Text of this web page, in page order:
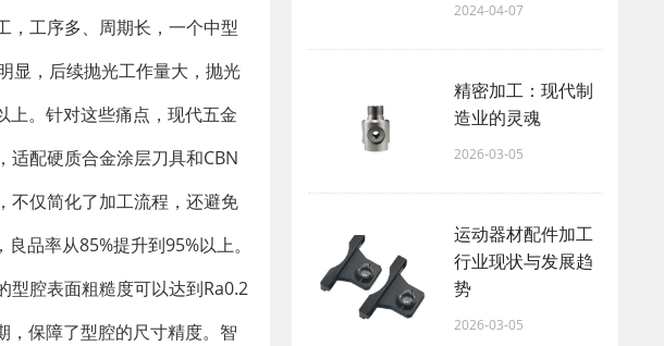
，工序多、周期长，一个中型
显，后续抛光工作量大，抛光
上。针对这些痛点，现代五金
适配硬质合金涂层刀具和CBN
不仅简化了加工流程，还避免
品率从85%提升到95%以上。
型腔表面粗糙度可以达到Ra0.2
，保障了型腔的尺寸精度。智
2024-04-07
精密加工：现代制
造业的灵魂
2026-03-05
运动器材配件加工
行业现状与发展趋
势
2026-03-05